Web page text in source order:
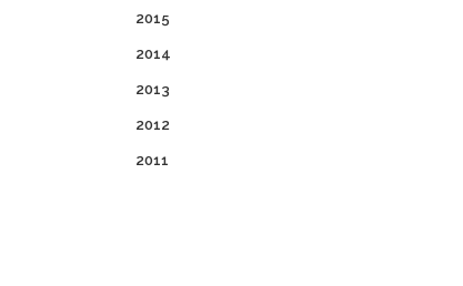
2015
2014
2013
2012
2011